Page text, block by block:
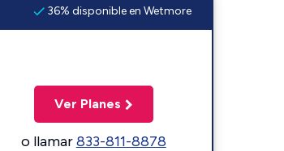
36% disponible en Wetmore
Ver Planes
o llamar833-811-8878